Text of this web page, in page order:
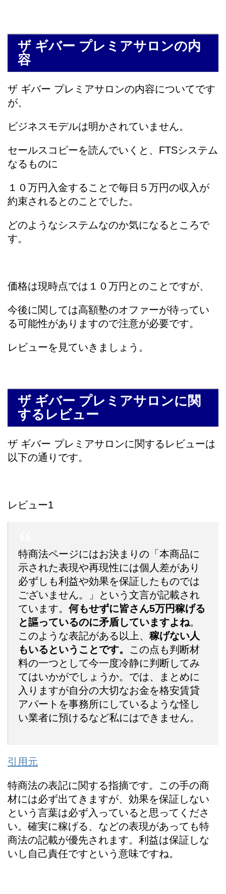
ザ ギバー プレミアサロンの内
容
ザ ギバー プレミアサロンの内容についてです
が、
ビジネスモデルは明かされていません。
セールスコピーを読んでいくと、FTSシステム
なるものに
１０万円入金することで毎日５万円の収入が
約束されるとのことでした。
どのようなシステムなのか気になるところで
す。
価格は現時点では１０万円とのことですが、
今後に関しては高額塾のオファーが待ってい
る可能性がありますので注意が必要です。
レビューを見ていきましょう。
ザ ギバー プレミアサロンに関
するレビュー
ザ ギバー プレミアサロンに関するレビューは
以下の通りです。
レビュー1
特商法ページにはお決まりの「本商品に
示された表現や再現性には個人差があり
必ずしも利益や効果を保証したものでは
ございません。」という文言が記載され
ています。何もせずに皆さん5万円稼げる
と謳っているのに矛盾していますよね。
このような表記がある以上、 稼げない人
もいるということです。 この点も判断材
料の一つとして今一度冷静に判断してみ
てはいかがでしょうか。では、まとめに
入りますが自分の大切なお金を格安賃貸
アパートを事務所にしているような怪し
い業者に預けるなど私にはできません。
引用元
特商法の表記に関する指摘です。この手の商
材には必ず出てきますが、効果を保証しない
という言葉は必ず入っていると思ってくださ
い。確実に稼げる、などの表現があっても特
商法の記載が優先されます。利益は保証しな
いし自己責任ですという意味ですね。